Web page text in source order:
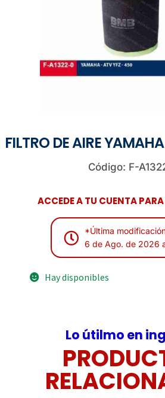
FILTRO DE AIRE
Código: F-
ACCEDE A TU CUENTA PARA
*Última
6 de Ago. de 2026
Hay disponibles
Lo útilmo en